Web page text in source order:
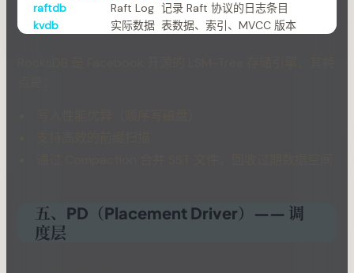
raftdb Raft Log 记录 Raft 协议的日志条目
kvdb
实际数据 表数据、索引、MVCC 版本
五、PD（Placement Driver）—— 调
度层